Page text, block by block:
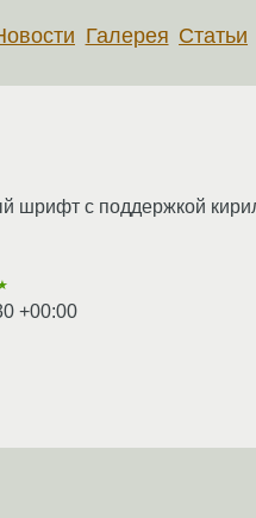
Галерея Статьи
шрифт с поддержкой
+00:00